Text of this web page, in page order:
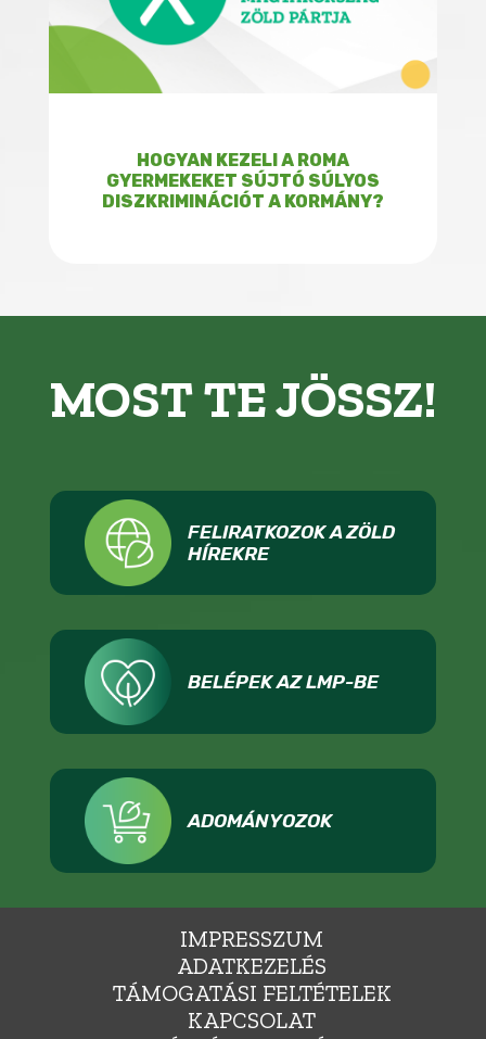
HOGYAN KEZELI A ROMA
GYERMEKEKET SÚJTÓ SÚLYOS
DISZKRIMINÁCIÓT A KORMÁNY?
MOST TE JÖSSZ!
FELIRATKOZOK A ZÖLD
HÍREKRE
BELÉPEK AZ LMP-BE
ADOMÁNYOZOK
IMPRESSZUM
ADATKEZELÉS
TÁMOGATÁSI FELTÉTELEK
KAPCSOLAT